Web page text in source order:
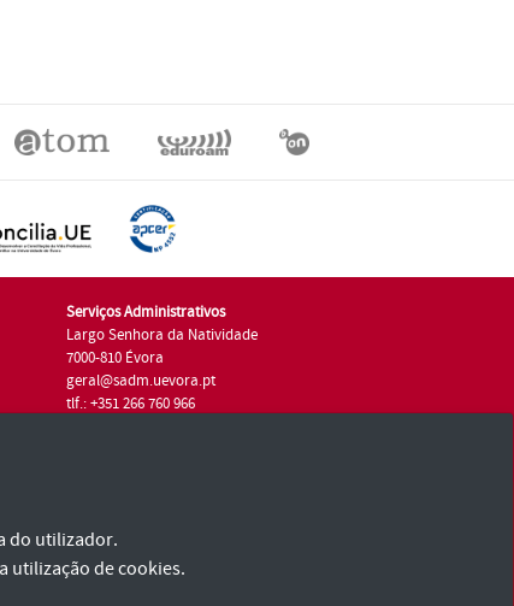
Serviços Administrativos
Largo Senhora da Natividade
7000-810 Évora
geral@sadm.uevora.pt
tlf.: +351 266 760 966
do utilizador.
utilização de cookies.